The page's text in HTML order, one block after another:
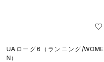
UAローグ6（ランニング/WOME
N）